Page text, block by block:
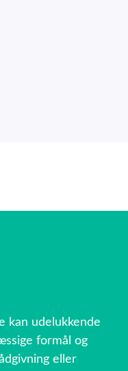
kan udelukkende
formål og
eller